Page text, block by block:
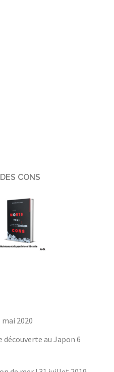
CONS
mai 2020
découverte au Japon 6